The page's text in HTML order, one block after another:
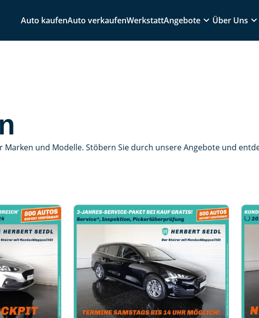
Auto kaufenAuto verkaufenWerkstattAngebote Über Uns
und Modelle. Stöbern Sie durch unsere Angebote und